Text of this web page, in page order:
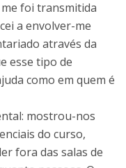
foi transmitida
a envolver-me
através da
esse tipo de
como em quem é
mostrou-nos
do curso,
fora das salas de